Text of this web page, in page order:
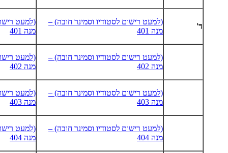
ד'
(למעט רישום לסטודיו וסמינר חובה) –
מנה 401
(למעט
מנה 401
(למעט רישום לסטודיו וסמינר חובה) –
מנה 402
(למעט
מנה 402
(למעט רישום לסטודיו וסמינר חובה) –
מנה 403
(למעט
מנה 403
(למעט רישום לסטודיו וסמינר חובה) –
מנה 404
(למעט
מנה 404